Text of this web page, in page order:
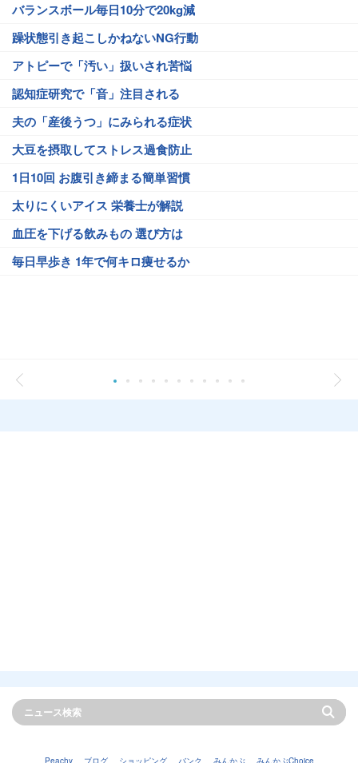
バランスボール毎日10分で20kg減
躁状態引き起こしかねないNG行動
アトピーで「汚い」扱いされ苦悩
認知症研究で「音」注目される
夫の「産後うつ」にみられる症状
大豆を摂取してストレス過食防止
1日10回 お腹引き締まる簡単習慣
太りにくいアイス 栄養士が解説
血圧を下げる飲みもの 選び方は
毎日早歩き 1年で何キロ痩せるか
Peachy ブログ ショッピング バンク みんかぶ みんかぶChoice